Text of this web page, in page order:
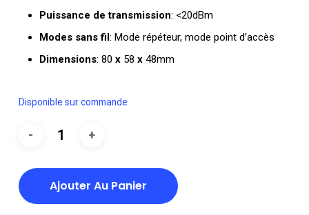
Puissance de transmission: <20dBm
Modes sans fil: Mode répéteur, mode point d’accès
Dimensions: 80 x 58 x 48mm
Disponible sur commande
Ajouter Au Panier